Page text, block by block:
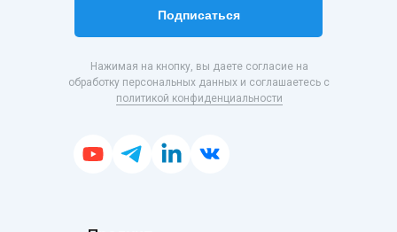
Подписаться
Нажимая на кнопку, вы даете согласие на
обработку персональных данных и соглашаетесь с
политикой конфиденциальности